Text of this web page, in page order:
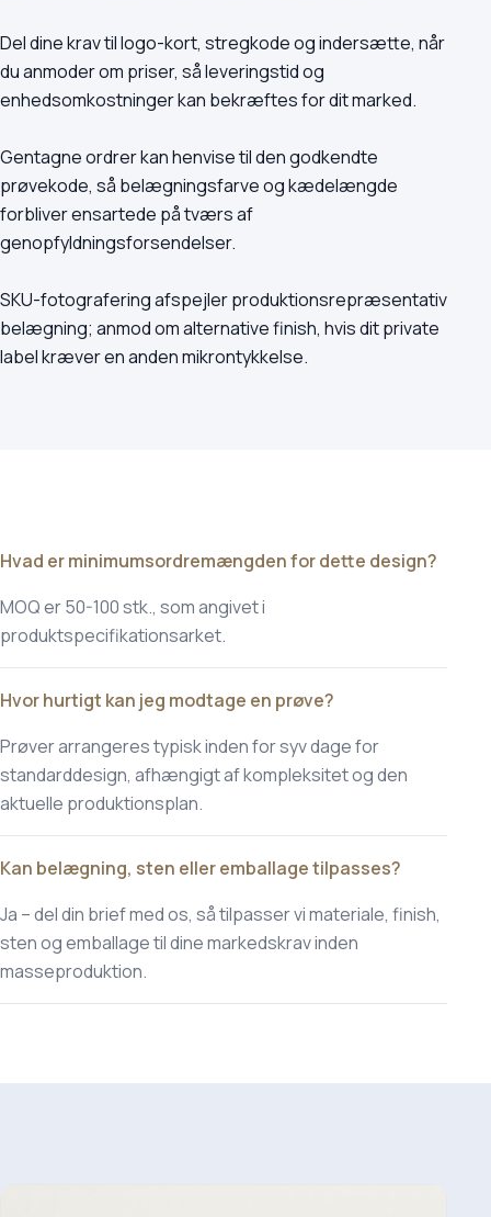
Del dine krav til logo-kort, stregkode og indersætte, når
du anmoder om priser, så leveringstid og
enhedsomkostninger kan bekræftes for dit marked.
Gentagne ordrer kan henvise til den godkendte
prøvekode, så belægningsfarve og kædelængde
forbliver ensartede på tværs af
genopfyldningsforsendelser.
SKU-fotografering afspejler produktionsrepræsentativ
belægning; anmod om alternative finish, hvis dit private
label kræver en anden mikrontykkelse.
Hvad er minimumsordremængden for dette design?
MOQ er 50-100 stk., som angivet i
produktspecifikationsarket.
Hvor hurtigt kan jeg modtage en prøve?
Prøver arrangeres typisk inden for syv dage for
standarddesign, afhængigt af kompleksitet og den
aktuelle produktionsplan.
Kan belægning, sten eller emballage tilpasses?
Ja – del din brief med os, så tilpasser vi materiale, finish,
sten og emballage til dine markedskrav inden
masseproduktion.